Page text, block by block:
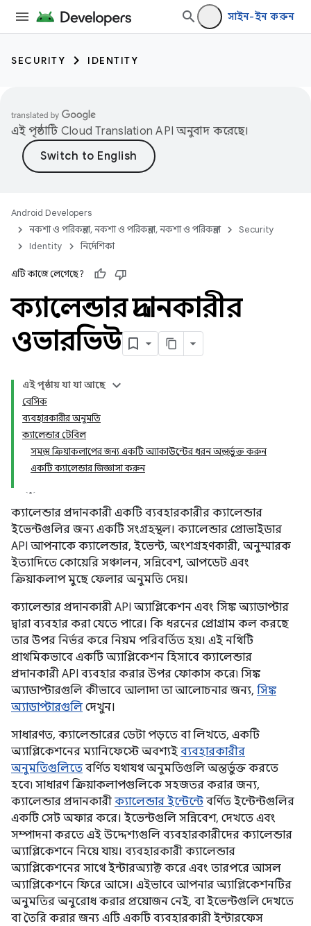
সাইন-ইন করুন
SECURITY IDENTITY
এই পৃষ্ঠাটি Cloud Translation API অনুবাদ করেছে।
Android Developers
নকশা ও পরিকল্পনা, নকশা ও পরিকল্পনা, নকশা ও পরিকল্পনা
Security
Identity
নির্দেশিকা
এটি কাজে লেগেছে?
ক্যালেন্ডার প্রদানকারীর
ওভারভিউ
এই পৃষ্ঠায় যা যা আছে
বেসিক
ব্যবহারকারীর অনুমতি
ক্যালেন্ডার টেবিল
সমস্ত ক্রিয়াকলাপের জন্য একটি অ্যাকাউন্টের ধরন অন্তর্ভুক্ত করুন
একটি ক্যালেন্ডার জিজ্ঞাসা করুন
ক্যালেন্ডার প্রদানকারী একটি ব্যবহারকারীর ক্যালেন্ডার
ইভেন্টগুলির জন্য একটি সংগ্রহস্থল। ক্যালেন্ডার প্রোভাইডার
API আপনাকে ক্যালেন্ডার, ইভেন্ট, অংশগ্রহণকারী, অনুস্মারক
ইত্যাদিতে কোয়েরি সঞ্চালন, সন্নিবেশ, আপডেট এবং
ক্রিয়াকলাপ মুছে ফেলার অনুমতি দেয়।
ক্যালেন্ডার প্রদানকারী API অ্যাপ্লিকেশন এবং সিঙ্ক অ্যাডাপ্টার
দ্বারা ব্যবহার করা যেতে পারে। কি ধরনের প্রোগ্রাম কল করছে
তার উপর নির্ভর করে নিয়ম পরিবর্তিত হয়। এই নথিটি
প্রাথমিকভাবে একটি অ্যাপ্লিকেশন হিসাবে ক্যালেন্ডার
প্রদানকারী API ব্যবহার করার উপর ফোকাস করে৷ সিঙ্ক
অ্যাডাপ্টারগুলি কীভাবে আলাদা তা আলোচনার জন্য, সিঙ্ক
অ্যাডাপ্টারগুলি দেখুন।
সাধারণত, ক্যালেন্ডারের ডেটা পড়তে বা লিখতে, একটি
অ্যাপ্লিকেশনের ম্যানিফেস্টে অবশ্যই ব্যবহারকারীর
অনুমতিগুলিতে বর্ণিত যথাযথ অনুমতিগুলি অন্তর্ভুক্ত করতে
হবে৷ সাধারণ ক্রিয়াকলাপগুলিকে সহজতর করার জন্য,
ক্যালেন্ডার প্রদানকারী ক্যালেন্ডার ইন্টেন্টে বর্ণিত ইন্টেন্টগুলির
একটি সেট অফার করে। ইভেন্টগুলি সন্নিবেশ, দেখতে এবং
সম্পাদনা করতে এই উদ্দেশ্যগুলি ব্যবহারকারীদের ক্যালেন্ডার
অ্যাপ্লিকেশনে নিয়ে যায়। ব্যবহারকারী ক্যালেন্ডার
অ্যাপ্লিকেশনের সাথে ইন্টারঅ্যাক্ট করে এবং তারপরে আসল
অ্যাপ্লিকেশনে ফিরে আসে। এইভাবে আপনার অ্যাপ্লিকেশনটির
অনুমতির অনুরোধ করার প্রয়োজন নেই, বা ইভেন্টগুলি দেখতে
বা তৈরি করার জন্য এটি একটি ব্যবহারকারী ইন্টারফেস